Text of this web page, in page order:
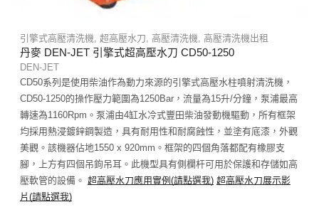
引擎式高壓清洗機, 超高壓水刀, 高壓清洗機, 高壓清洗機出租
丹麥 DEN-JET 引擎式超高壓水刀 CD50-1250
DEN-JET
CD50系列是使用柴油作為動力來源的引擎式高壓水柱噴射清洗機，
CD50-1250的操作壓力範圍為1250Bar，流量為15升/分鐘，泵浦最高
轉速為1160Rpm。泵浦由4缸水冷式豐田柴油發動機驅動，所有框架
均採用熱浸鍍鋅鋼製造，具有耐用性和耐腐蝕性，並塗有底漆，外觀
美觀。該機器佔地1550 x 920mm。框架的四個角落都配有橡膠支
腳，上方有四個吊鉤吊耳。此機型具有側欄杆可用於保護和存儲如高
壓軟管的設備。 超高壓水刀應用實例 (請點選我) 超高壓水刀展示影
片 (請點選我)